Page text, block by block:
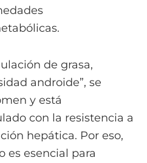
de grasa,
androide”, se
y está
con la resistencia a
hepática. Por eso,
es esencial para